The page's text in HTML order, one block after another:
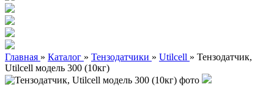
Главная » Каталог » Тензодатчики » Utilcell » Тензодатчик,
Utilcell модель 300 (10кг)